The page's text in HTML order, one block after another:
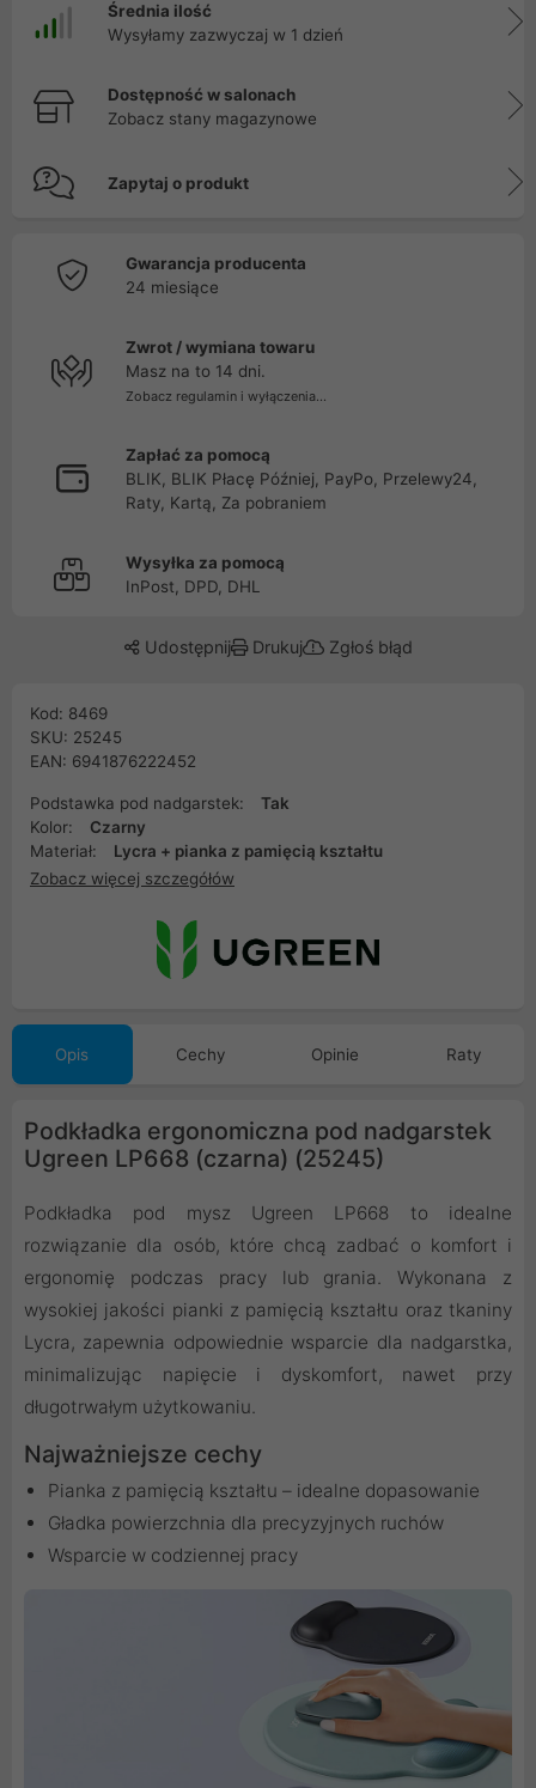
Średnia ilość
Wysyłamy zazwyczaj w 1 dzień
Dostępność w salonach
Zobacz stany magazynowe
Zapytaj o produkt
Gwarancja producenta
24 miesiące
Zwrot / wymiana towaru
Masz na to 14 dni.
Zobacz regulamin i wyłączenia...
Zapłać za pomocą
BLIK, BLIK Płacę Później, PayPo, Przelewy24,
Raty, Kartą, Za pobraniem
Wysyłka za pomocą
InPost, DPD, DHL
Udostępnij Drukuj Zgłoś błąd
Kod: 8469
SKU: 25245
EAN: 6941876222452
Podstawka pod nadgarstek:
Tak
Kolor:
Czarny
Materiał:
Lycra + pianka z pamięcią kształtu
Zobacz więcej szczegółów
Opis Cechy Opinie Raty
Podkładka ergonomiczna pod nadgarstek
Ugreen LP668 (czarna) (25245)
Podkładka pod mysz Ugreen LP668 to idealne
rozwiązanie dla osób, które chcą zadbać o komfort i
ergonomię podczas pracy lub grania. Wykonana z
wysokiej jakości pianki z pamięcią kształtu oraz tkaniny
Lycra, zapewnia odpowiednie wsparcie dla nadgarstka,
minimalizując napięcie i dyskomfort, nawet przy
długotrwałym użytkowaniu.
Najważniejsze cechy
Pianka z pamięcią kształtu – idealne dopasowanie
Gładka powierzchnia dla precyzyjnych ruchów
Wsparcie w codziennej pracy